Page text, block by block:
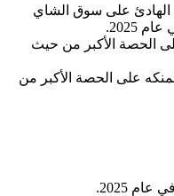
على سوق الشاي
الحصة الأكبر من حيث
على الحصة الأكبر من